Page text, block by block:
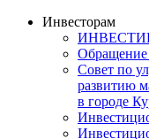
Инвесторам
Обращение
Совет по
развитию
в городе